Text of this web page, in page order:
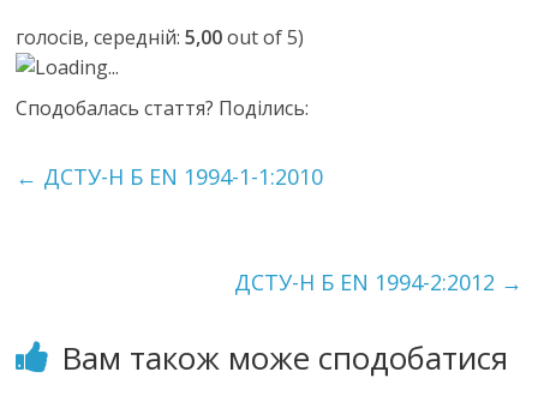
голосів, середній:5,00out of 5)
Loading...
Сподобалась стаття? Поділись:
← ДСТУ-Н Б EN 1994-1-1:2010
ДСТУ-Н Б EN 1994-2:2012 →
Вам також може сподобатися